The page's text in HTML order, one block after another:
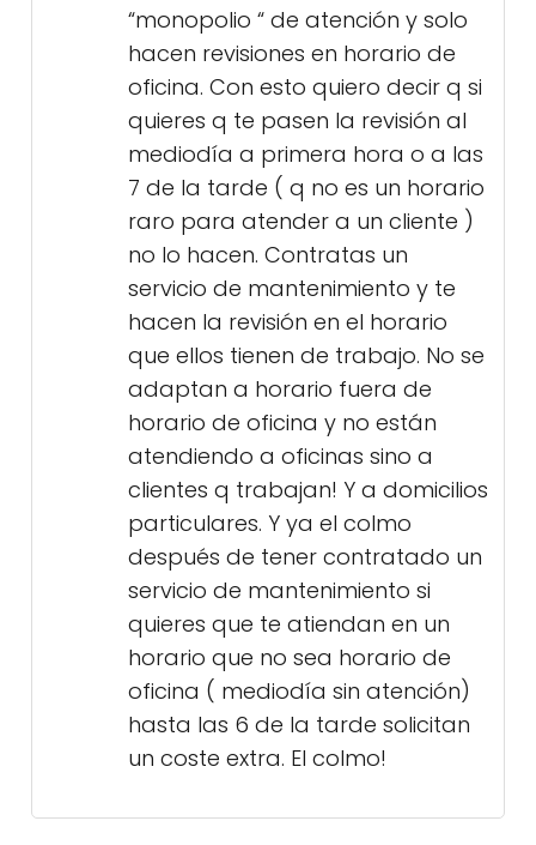
“monopolio “ de atención y solo
hacen revisiones en horario de
oficina. Con esto quiero decir q si
quieres q te pasen la revisión al
mediodía a primera hora o a las
7 de la tarde ( q no es un horario
raro para atender a un cliente )
no lo hacen. Contratas un
servicio de mantenimiento y te
hacen la revisión en el horario
que ellos tienen de trabajo. No se
adaptan a horario fuera de
horario de oficina y no están
atendiendo a oficinas sino a
clientes q trabajan! Y a domicilios
particulares. Y ya el colmo
después de tener contratado un
servicio de mantenimiento si
quieres que te atiendan en un
horario que no sea horario de
oficina ( mediodía sin atención)
hasta las 6 de la tarde solicitan
un coste extra. El colmo!